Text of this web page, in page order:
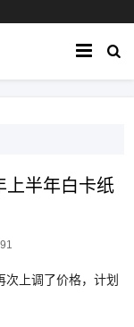
上半年白卡纸
次上调了价格，计划